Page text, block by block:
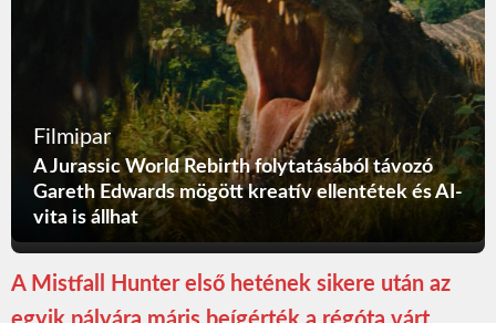
Filmipar
A Jurassic World Rebirth folytatásából távozó
Gareth Edwards mögött kreatív ellentétek és AI-
vita is állhat
A Mistfall Hunter első hetének sikere után az